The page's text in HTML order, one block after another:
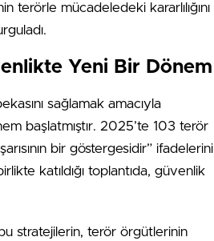
terörle mücadeledeki kararlılığını
Yeni Bir Dönem
sağlamak amacıyla
başlatmıştır. 2025’te 103 terör
bir göstergesidir” ifadelerini
katıldığı toplantıda, güvenlik
stratejilerin, terör örgütlerinin